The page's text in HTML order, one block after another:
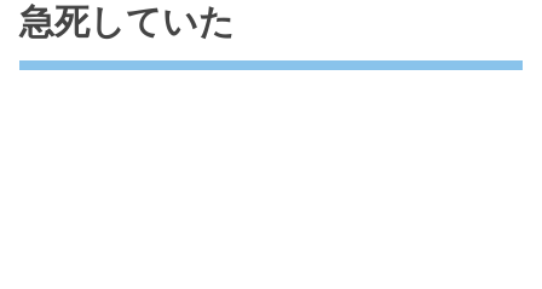
急死していた